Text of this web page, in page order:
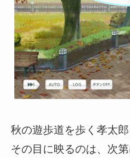
秋の遊歩道を歩く孝太郎
その目に映るのは、次